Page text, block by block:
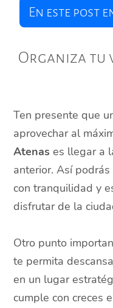
Organiza tu
Ten presente que
aprovechar al
Atenases llegar a
anterior. Así
con tranquilidad y
disfrutar de la
Otro punto
te permita
en un lugar
cumple con creces